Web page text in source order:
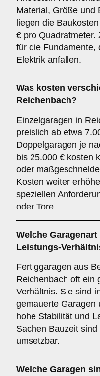
Material, Größe und
liegen die
€ pro Quadratmeter.
für die Fundamente,
Elektrik anfallen.
Was kosten
Reichenbach?
Einzelgaragen in
preislich ab etwa
Doppelgaragen je
bis 25.000 € kosten
oder
Kosten weiter
speziellen
oder Tore.
Welche
Leistungs-
Fertiggaragen aus
Reichenbach oft ein
Verhältnis. Sie sind
gemauerte Garagen
hohe Stabilität und
Sachen Bauzeit
umsetzbar.
Welche Garagen